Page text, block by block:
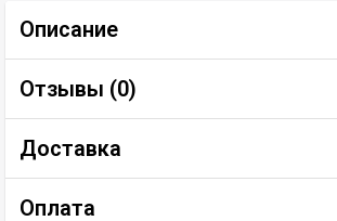
Описание
Отзывы (0)
Доставка
Оплата